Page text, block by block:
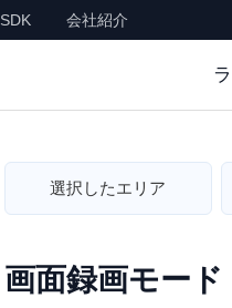
SDK 会社紹介
選択したエリア
画面録画モー